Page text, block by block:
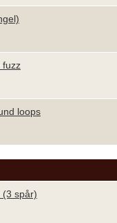
fuzz
loops
(3 spår)